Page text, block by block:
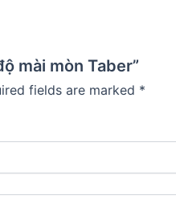
mài mòn Taber”
fields are marked *